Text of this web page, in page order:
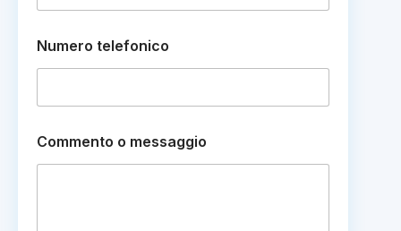
Numero telefonico
*
C
Commento o messaggio